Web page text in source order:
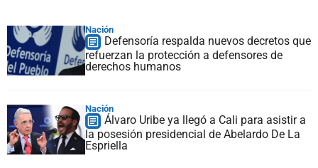
Nación
Defensoría respalda nuevos decretos que
refuerzan la protección a defensores de
derechos humanos
Nación
Álvaro Uribe ya llegó a Cali para asistir a
la posesión presidencial de Abelardo De La
Espriella